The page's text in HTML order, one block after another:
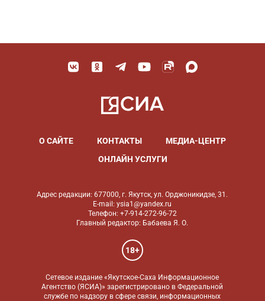
О САЙТЕ КОНТАКТЫ
МЕДИА-ЦЕНТР
ОНЛАЙН УСЛУГИ
Адрес редакции: 677000, г. Якутск, ул. Орджоникидзе, 31.
E-mail: ysia1@yandex.ru
Телефон: +7-914-272-96-72
Главный редактор: Бабаева Я. О.
18+
Сетевое издание «Якутское-Саха Информационное
Агентство (ЯСИА)» зарегистрировано в Федеральной
службе по надзору в сфере связи, информационных